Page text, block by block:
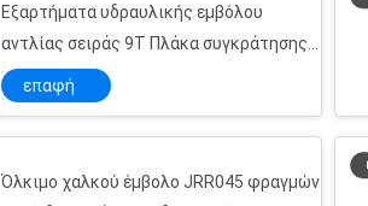
Εξαρτήματα υδραυλικής εμβόλου
αντλίας σειράς 9T Πλάκα συγκράτησης
ρουλεμάν 12G
επαφή
Όλκιμο χαλκού έμβολο JRR045 φραγμών